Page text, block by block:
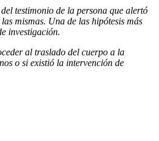
testimonio de la persona que alertó
mismas. Una de las hipótesis más
investigación.
al traslado del cuerpo a la
o si existió la intervención de